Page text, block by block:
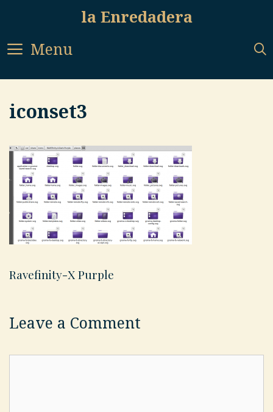
content
la Enredadera
Menu
iconset3
Ravefinity-X Purple
Leave a Comment